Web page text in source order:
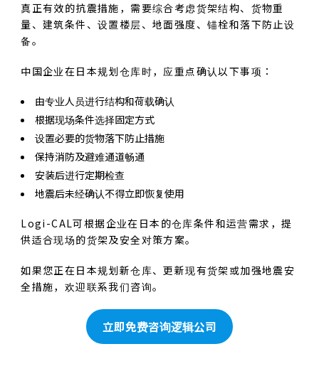
真正有效的抗震措施，需要综合考虑货架结构、货物重
量、建筑条件、设置楼层、地面强度、锚栓和落下防止设
备。
中国企业在日本规划仓库时，应重点确认以下事项：
由专业人员进行结构和荷载确认
根据现场条件选择固定方式
设置必要的货物落下防止措施
保持消防及避难通道畅通
安装后进行定期检查
地震后未经确认不得立即恢复使用
Logi-CAL可根据企业在日本的仓库条件和运营需求，提
供适合现场的货架及安全对策方案。
如果您正在日本规划新仓库、更新现有货架或加强地震安
全措施，欢迎联系我们咨询。
立即免费咨询逻辑公司